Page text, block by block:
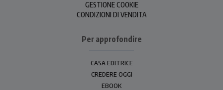
GESTIONE COOKIE
CONDIZIONI DI VENDITA
Per approfondire
CASA EDITRICE
CREDERE OGGI
EBOOK